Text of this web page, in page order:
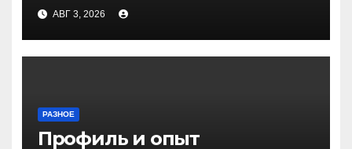
АВГ 3, 2026
РАЗНОЕ
Профиль и опыт